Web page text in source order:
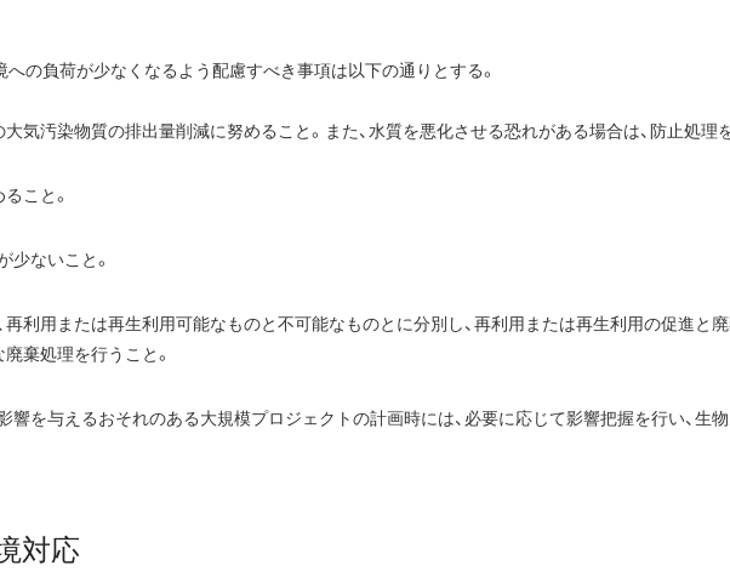
への負荷が少なくなるよう配慮すべき事項は以下の通りとする。
気汚染物質の排出量削減に努めること。また、水質を悪化させる恐れがある場合は、防止処理
こと。
少ないこと。
再利用または再生利用可能なものと不可能なものとに分別し、再利用または再生利用の促進と
棄処理を行うこと。
響を与えるおそれのある大規模プロジェクトの計画時には、必要に応じて影響把握を行い、生
対応